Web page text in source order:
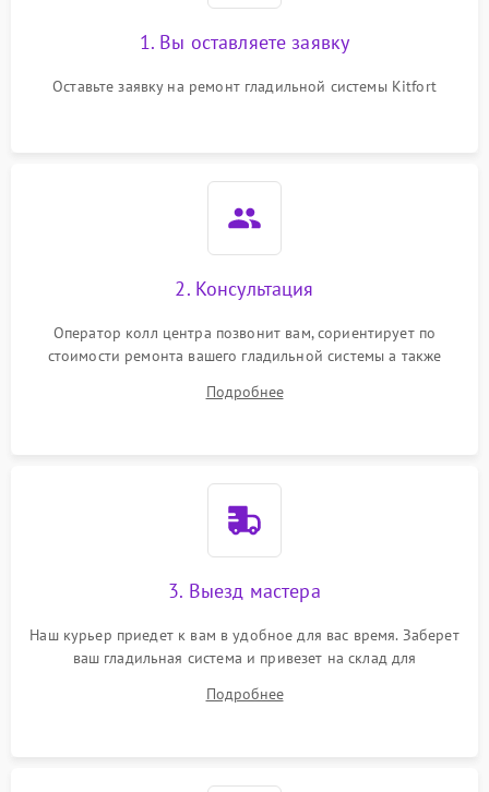
1. Вы оставляете заявку
Оставьте заявку на ремонт гладильной системы Kitfort
2. Консультация
Оператор колл центра позвонит вам, сориентирует по
стоимости ремонта вашего гладильной системы а также
Подробнее
3. Выезд мастера
Наш курьер приедет к вам в удобное для вас время. Заберет
ваш гладильная система и привезет на склад для
Подробнее